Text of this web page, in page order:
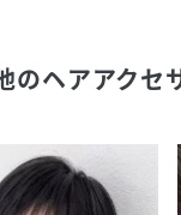
のヘアアクセ